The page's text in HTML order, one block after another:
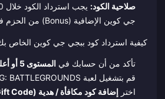
صلاحية الكود:
جي كوين الإضافية (Bonus) من الحزم فتنتهي صلاحيتها بعد 3 أشهر، لذا احرص على إنفاقها أولاً.
كيفية استرداد كود ببجي جي كوين الخاص
تأكد من أن حسابك في المستوى 5 أو أعلى
قم بتشغيل لعبة PUBG: BATTLEGROUNDS، وادخل إلى
اختر إضافة كود مكافأة / هدية (Add Bonus / Gift Code)